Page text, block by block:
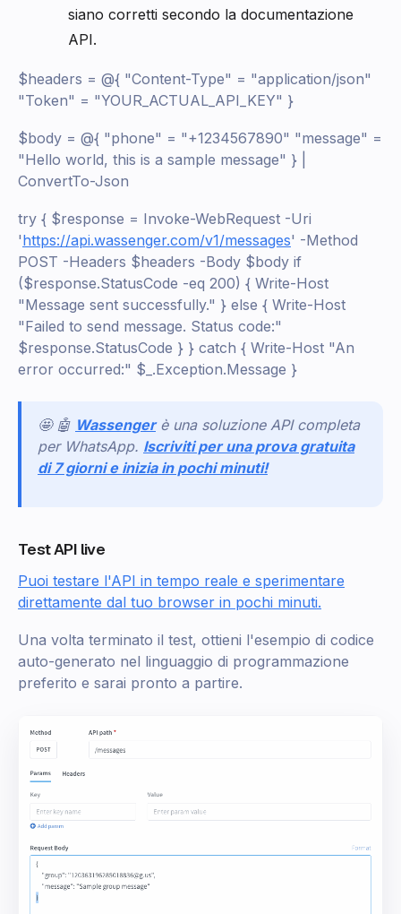
siano corretti secondo la documentazione
API.
$headers = @{ "Content-Type" = "application/json"
"Token" = "YOUR_ACTUAL_API_KEY" }
$body = @{ "phone" = "+1234567890" "message" =
"Hello world, this is a sample message" } |
ConvertTo-Json
try { $response = Invoke-WebRequest -Uri
'https://api.wassenger.com/v1/messages' -Method
POST -Headers $headers -Body $body if
($response.StatusCode -eq 200) { Write-Host
"Message sent successfully." } else { Write-Host
"Failed to send message. Status code:"
$response.StatusCode } } catch { Write-Host "An
error occurred:" $_.Exception.Message }
🤩 🤖 Wassenger è una soluzione API completa
per WhatsApp. Iscriviti per una prova gratuita
di 7 giorni e inizia in pochi minuti!
Test API live
Puoi testare l'API in tempo reale e sperimentare
direttamente dal tuo browser in pochi minuti.
Una volta terminato il test, ottieni l'esempio di codice
auto-generato nel linguaggio di programmazione
preferito e sarai pronto a partire.